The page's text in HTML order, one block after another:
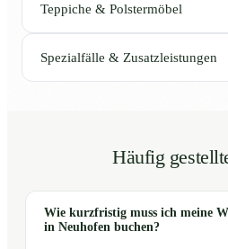
Teppiche & Polstermöbel
Spezialfälle & Zusatzleistungen
Häufig
Wie kurzfristig muss ich meine
in Neuhofen buchen?